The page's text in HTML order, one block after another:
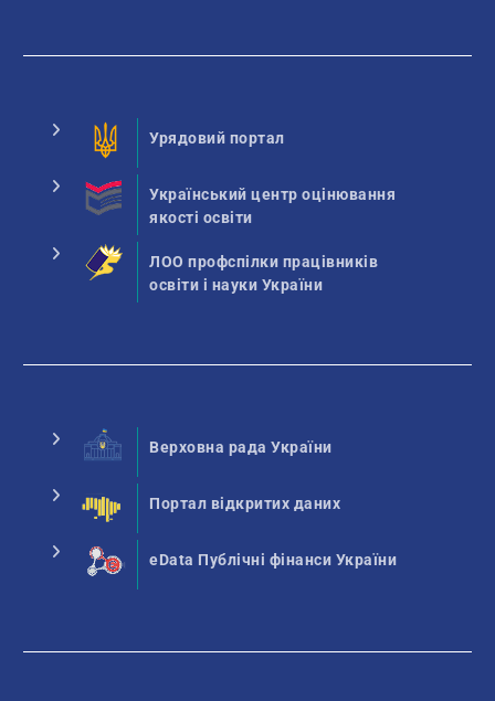
Урядовий портал
Український центр оцінювання
якості освіти
ЛОО профспілки працівників
освіти і науки України
Верховна рада України
Портал відкритих даних
eData Публічні фінанси України